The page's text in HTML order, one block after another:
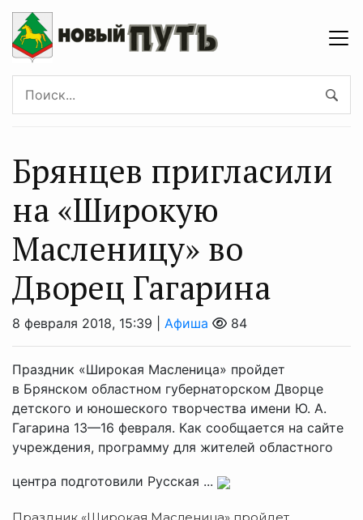
Брянцев пригласили
на «Широкую
Масленицу» во
Дворец Гагарина
8 февраля 2018, 15:39 | Афиша 84
Праздник «Широкая Масленица» пройдет
в Брянском областном губернаторском Дворце
детского и юношеского творчества имени Ю. А.
Гагарина 13—16 февраля. Как сообщается на сайте
учреждения, программу для жителей областного
центра подготовили Русская ...